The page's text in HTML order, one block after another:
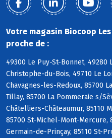
Votre magasin Biocoop
proche de :
49300 Le Puy-St-Bonnet, 49280
Christophe-du-Bois, 49710 Le
Chavagnes-les-Redoux, 85700
Tillay, 85700 La Pommeraie s/
Châtelliers-Châteaumur, 85110
85700 St-Michel-Mont-Mercure,
Germain-de-Prinçay, 85110 St-